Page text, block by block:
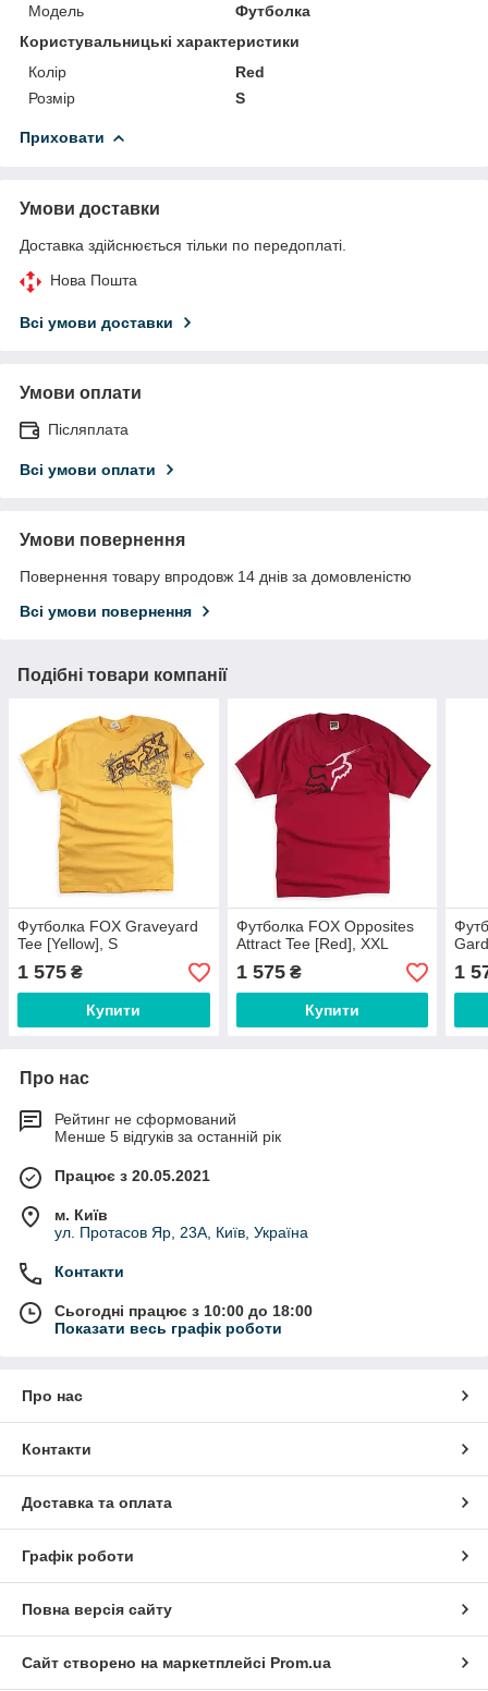
Модель
Футболка
Користувальницькі характеристики
Колір
Red
Розмір
S
Приховати
Умови доставки
Доставка здійснюється тільки по передоплаті.
Нова Пошта
Всі умови доставки
Умови оплати
Післяплата
Всі умови оплати
Умови повернення
Повернення товару впродовж 14 днів за домовленістю
Всі умови повернення
Подібні товари компанії
Футболка FOX Graveyard
Tee [Yellow], S
1 575 ₴
Купити
Футболка FOX Opposites
Attract Tee [Red], XXL
1 575₴
Купити
1
Про нас
Рейтинг не сформований
Менше 5 відгуків за останній рік
Працює з 20.05.2021
м. Київ
ул. Протасов Яр, 23А, Київ, Україна
Контакти
Сьогодні працює з 10:00 до 18:00
Показати весь графік роботи
Про нас
Контакти
Доставка та оплата
Графік роботи
Повна версія сайту
Сайт створено на маркетплейсі Prom.ua